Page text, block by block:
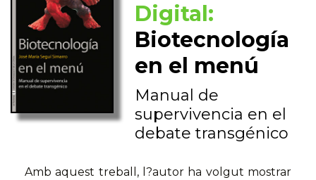
Digital:
Biotecnología
en el menú
Manual de
supervivencia en el
debate transgénico
Amb aquest treball, l?autor ha volgut mostrar